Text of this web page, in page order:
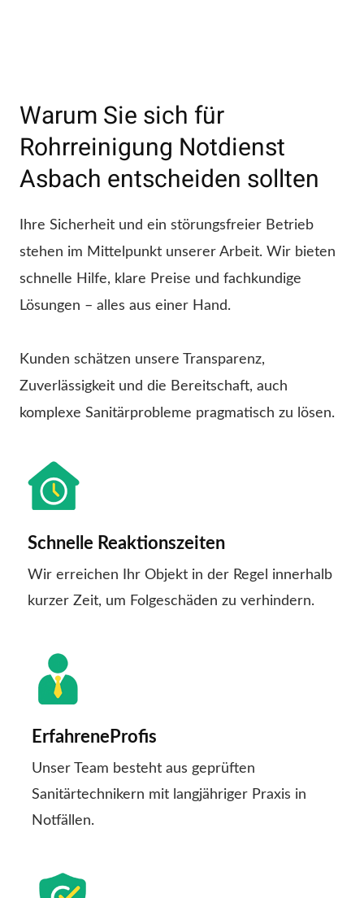
Warum Sie sich für
Rohrreinigung Notdienst
Asbach entscheiden sollten
Ihre Sicherheit und ein störungsfreier Betrieb
stehen im Mittelpunkt unserer Arbeit. Wir bieten
schnelle Hilfe, klare Preise und fachkundige
Lösungen – alles aus einer Hand.
Kunden schätzen unsere Transparenz,
Zuverlässigkeit und die Bereitschaft, auch
komplexe Sanitärprobleme pragmatisch zu lösen.
Schnelle Reaktionszeiten
Wir erreichen Ihr Objekt in der Regel innerhalb
kurzer Zeit, um Folgeschäden zu verhindern.
ErfahreneProfis
Unser Team besteht aus geprüften
Sanitärtechnikern mit langjähriger Praxis in
Notfällen.